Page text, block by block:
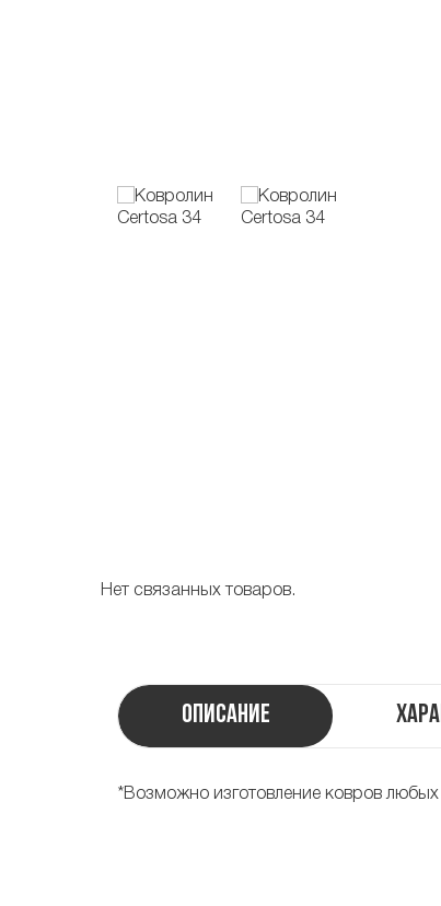
Нет связанных товаров.
Описание
*Возможно изготовление ковров